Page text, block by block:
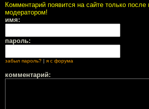
Комментарий появится на сайте только после
модератором!
имя:
пароль:
забыл пароль? я с форума
комментарий: